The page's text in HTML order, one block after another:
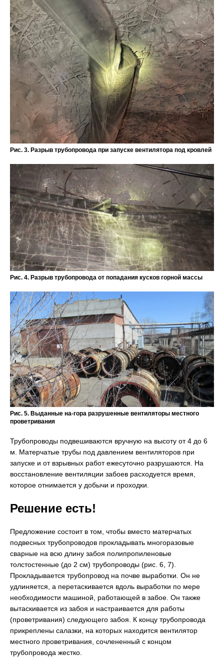
Рис. 3. Разрыв трубопровода при запуске вентилятора под кровлей
Рис. 4. Разрыв трубопровода от попадания кусков горной массы
Рис. 5. Выданные на-гора разрушенные вентиляторы местного
проветривания
Трубопроводы подвешиваются вручную на высоту от 4 до 6
м. Матерчатые трубы под давлением вентиляторов при
запуске и от взрывных работ ежесуточно разрушаются. На
восстановление вентиляции забоев расходуется время,
которое отнимается у добычи и проходки.
Решение есть!
Предложение состоит в том, чтобы вместо матерчатых
подвесных трубопроводов прокладывать многоразовые
сварные на всю длину забоя полипропиленовые
толстостенные (до 2 см) трубопроводы (рис. 6, 7).
Прокладывается трубопровод на почве выработки. Он не
удлиняется, а перетаскивается вдоль выработки по мере
необходимости машиной, работающей в забое. Он также
вытаскивается из забоя и настраивается для работы
(проветривания) следующего забоя. К концу трубопровода
прикреплены салазки, на которых находится вентилятор
местного проветривания, сочлененный с концом
трубопровода жестко.